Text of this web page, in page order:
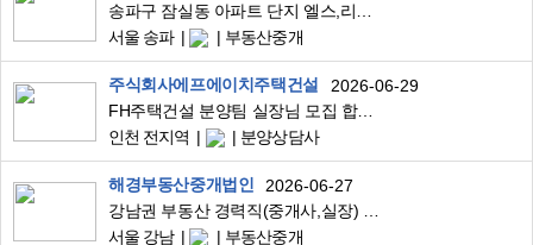
서울 송파
부동산중개
주식회사에프에이치주택건설
2026-06-29
FH주택건설 분양팀 실장님 모집 합니다.
인천 전지역
분양상담사
해경부동산중개법인
2026-06-27
서울 강남
부동산중개